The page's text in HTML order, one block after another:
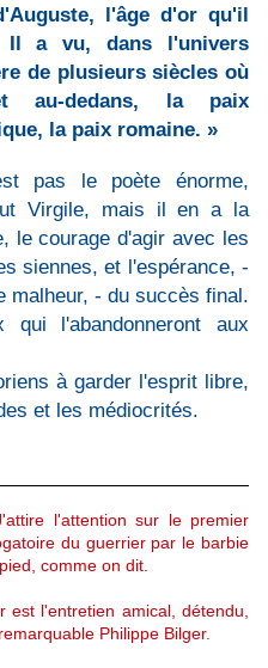
l'âge d'or qu'il
Il a vu, dans l'univers
de plusieurs siècles où
au-dedans, la paix
la paix romaine. »
pas le poète énorme,
Virgile, mais il en a la
le courage d'agir avec les
siennes, et l'espérance, -
malheur, - du succès final.
l'abandonneront aux
à garder l'esprit libre,
et les médiocrités.
l'attention sur le premier
du guerrier par le barbie
comme on dit.
l'entretien amical, détendu,
Philippe Bilger.